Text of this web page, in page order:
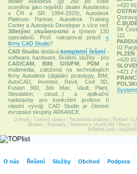
oceněna jako největší dealer Autodesku
v ČR a SR: 1994-2020), Autodesk
Platinum Partner, Autodesk Training
Center a Autodesk Developer s více než
30letými zkušenostmia týmem 130
specialistů. Proč nakupovat právě u
firmy CAD Studio?
CAD Studio dodávákompletní řešení-
software, hardware, školení, služby - pro
CAD/CAM
BIM,GIS/FM ,PDM a
multimédia, založená na technologiích
firmy Autodesk (digitální prototypy, BIM,
AutoCAD, Inventor, Revit, Civil 3D,
Fusion 360, 3ds Max, Vault, Plant,
Simulation, cloud...) a aplikační
nadstavby pro konkrétní profese (i
vlastní vývoj). CAD Studio je členem
evropské skupiny ARKANCE.
+420
04
111
02
PLZEŇ
+420
+421 2
O firmě Tiskové zprávy Technická podpora Řešení
Školení
Kontakty Reference| AutoCAD Revit
DOWNLOAD
HLEDAT
O nás Řešení Služby Obchod Podpora